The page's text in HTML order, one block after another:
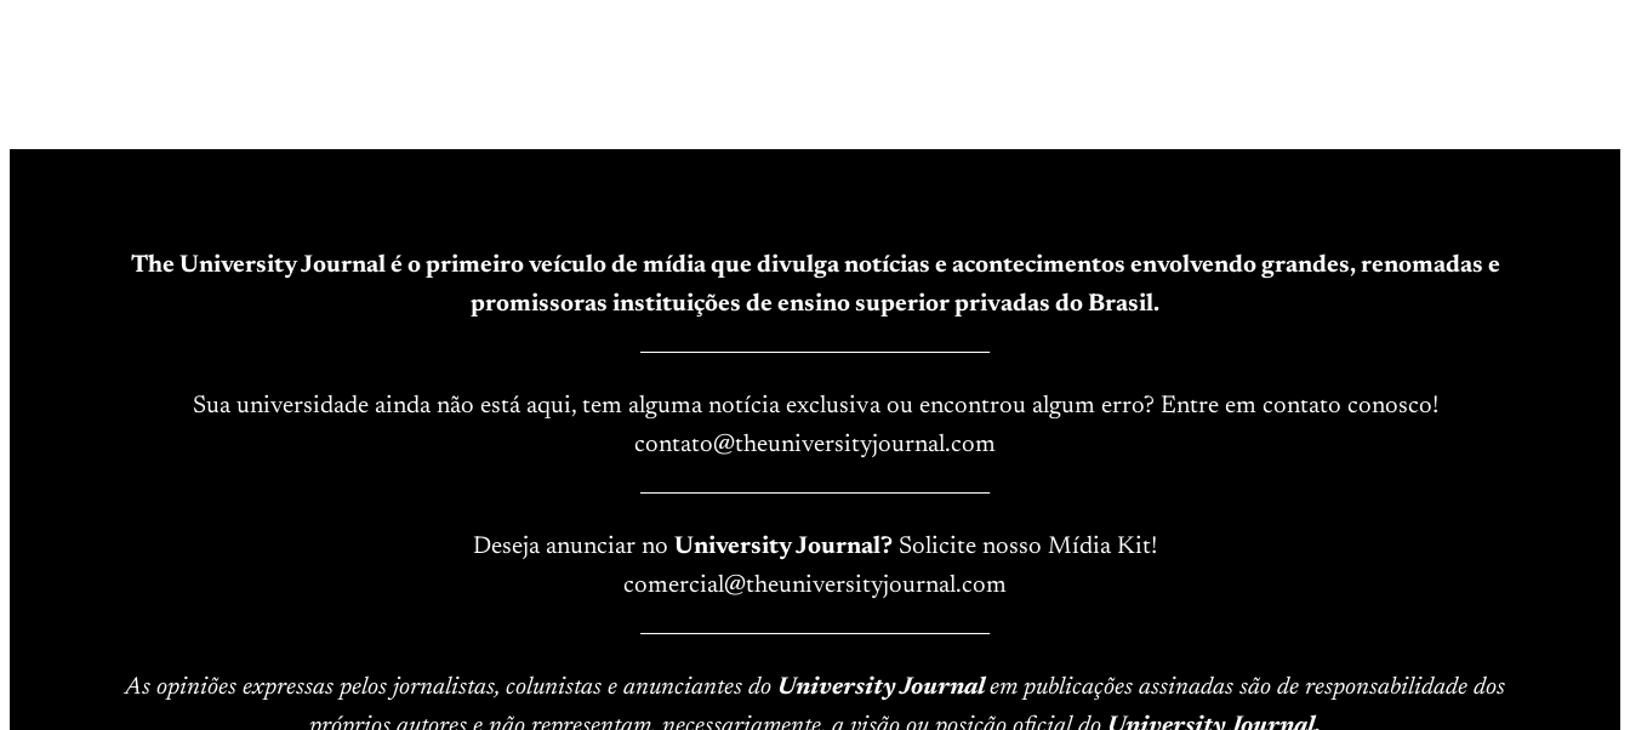
The University Journal é o primeiro veículo de mídia que divulga notícias e acontecimentos envolvendo grandes, renomadas e
promissoras instituições de ensino superior privadas do Brasil.
Sua universidade ainda não está aqui, tem alguma notícia exclusiva ou encontrou algum erro? Entre em contato conosco!
contato@theuniversityjournal.com
Deseja anunciar no University Journal? Solicite nosso Mídia Kit!
comercial@theuniversityjournal.com
As opiniões expressas pelos jornalistas, colunistas e anunciantes do University Journalem publicações assinadas são de responsabilidade dos